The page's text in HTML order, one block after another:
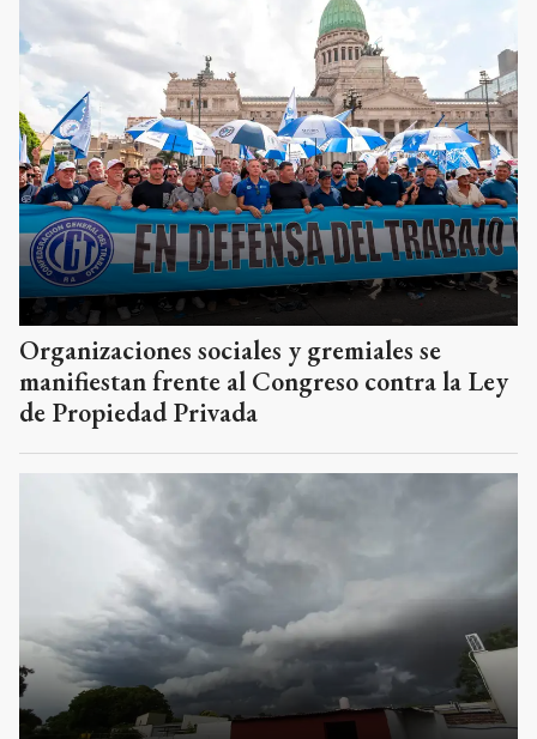
Organizaciones sociales y gremiales se
manifiestan frente al Congreso contra la Ley
de Propiedad Privada